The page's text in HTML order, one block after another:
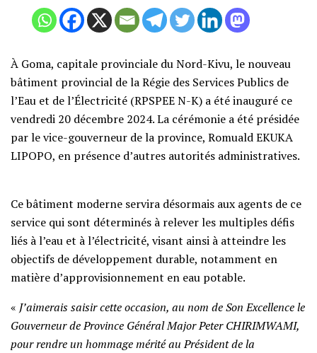
À Goma, capitale provinciale du Nord-Kivu, le nouveau
bâtiment provincial de la Régie des Services Publics de
l’Eau et de l’Électricité (RPSPEE N-K) a été inauguré ce
vendredi 20 décembre 2024. La cérémonie a été présidée
par le vice-gouverneur de la province, Romuald EKUKA
LIPOPO, en présence d’autres autorités administratives.
Ce bâtiment moderne servira désormais aux agents de ce
service qui sont déterminés à relever les multiples défis
liés à l’eau et à l’électricité, visant ainsi à atteindre les
objectifs de développement durable, notamment en
matière d’approvisionnement en eau potable.
« J’aimerais saisir cette occasion, au nom de Son Excellence le
Gouverneur de Province Général Major Peter CHIRIMWAMI,
pour rendre un hommage mérité au Président de la